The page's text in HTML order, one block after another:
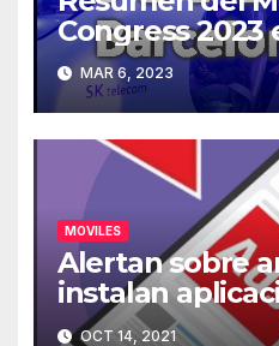
Congress 2023
MAR 6, 2023
MOVILES
Alertan sobre
instalan
móvil
OCT 14, 2021